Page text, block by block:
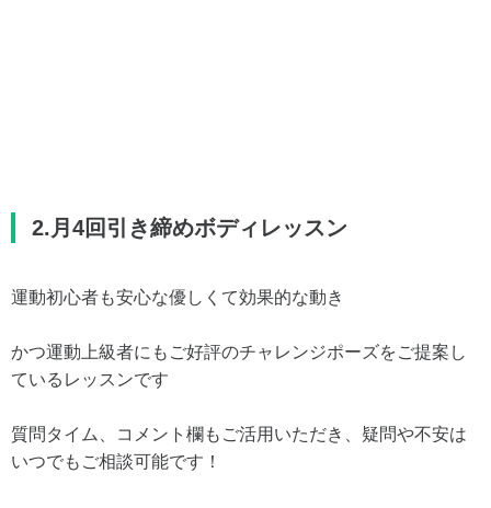
2.月4回引き締めボディレッスン
運動初心者も安心な優しくて効果的な動き
かつ運動上級者にもご好評のチャレンジポーズをご提案し
ているレッスンです
質問タイム、コメント欄もご活用いただき、疑問や不安は
いつでもご相談可能です！